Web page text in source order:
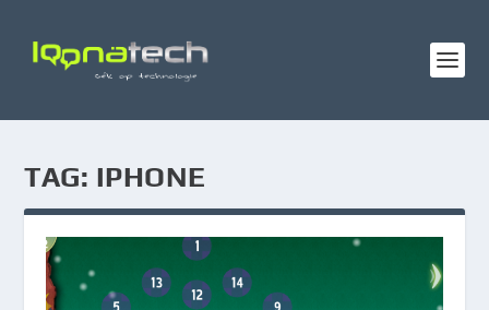
TAG: IPHONE